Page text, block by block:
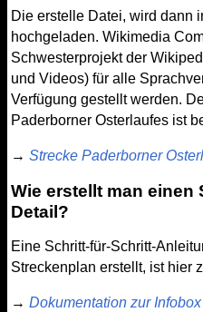
Die erstelle Datei, wird dann
hochgeladen. Wikimedia
Schwesterprojekt der
und Videos) für alle
Verfügung gestellt werden.
Paderborner Osterlaufes ist
→ Strecke Paderborner
Wie erstellt man einen
Detail?
Eine Schritt-für-Schritt-
Streckenplan erstellt, ist hier
→ Dokumentation zur